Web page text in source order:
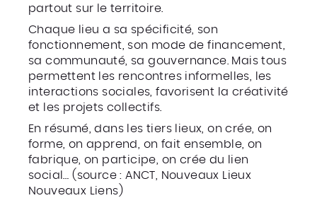
partout sur le territoire.
Chaque lieu a sa spécificité, son
fonctionnement, son mode de financement,
sa communauté, sa gouvernance. Mais tous
permettent les rencontres informelles, les
interactions sociales, favorisent la créativité
et les projets collectifs.
En résumé, dans les tiers lieux, on crée, on
forme, on apprend, on fait ensemble, on
fabrique, on participe, on crée du lien
social… (source : ANCT, Nouveaux Lieux
Nouveaux Liens)